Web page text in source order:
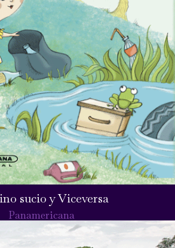
sucio y Viceversa
Panamericana